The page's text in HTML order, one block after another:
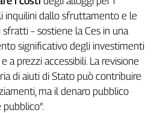
inquilini dallo sfruttamento e le
– sostiene la Ces in una
significativo degli investimenti
a prezzi accessibili. La revisione
di aiuti di Stato può contribuire
ma il denaro pubblico